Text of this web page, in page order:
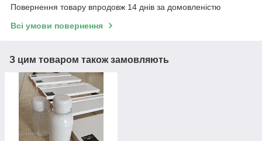
Повернення товару впродовж 14 днів за домовленістю
Всі умови повернення
З цим товаром також замовляють